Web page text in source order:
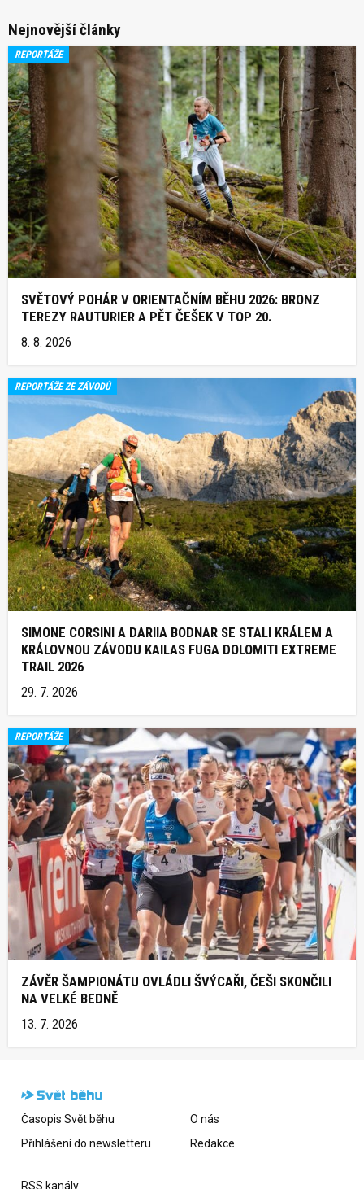
Nejnovější články
REPORTÁŽE
SVĚTOVÝ POHÁR V ORIENTAČNÍM BĚHU 2026: BRONZ
TEREZY RAUTURIER A PĚT ČEŠEK V TOP 20.
8. 8. 2026
REPORTÁŽE ZE ZÁVODŮ
SIMONE CORSINI A DARIIA BODNAR SE STALI KRÁLEM A
KRÁLOVNOU ZÁVODU KAILAS FUGA DOLOMITI EXTREME
TRAIL 2026
29. 7. 2026
REPORTÁŽE
ZÁVĚR ŠAMPIONÁTU OVLÁDLI ŠVÝCAŘI, ČEŠI SKONČILI
NA VELKÉ BEDNĚ
13. 7. 2026
Časopis Svět běhu
Přihlášení do newsletteru
O nás
Redakce
RSS kanály